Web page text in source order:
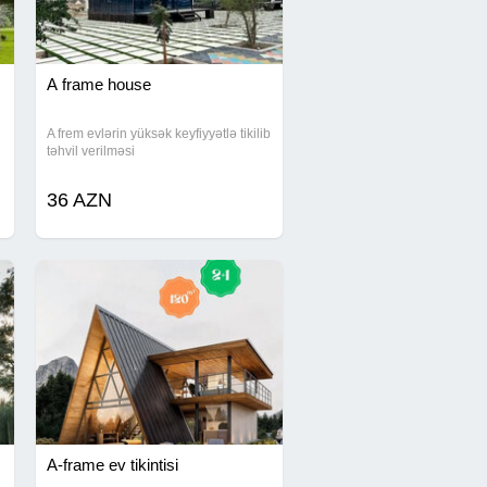
A frame house
A frem evlərin yüksək keyfiyyətlə tikilib
təhvil verilməsi
36 AZN
A-frame ev tikintisi